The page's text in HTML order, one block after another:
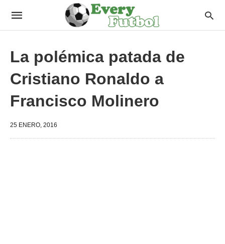
La polémica patada de
Cristiano Ronaldo a
Francisco Molinero
25 ENERO, 2016